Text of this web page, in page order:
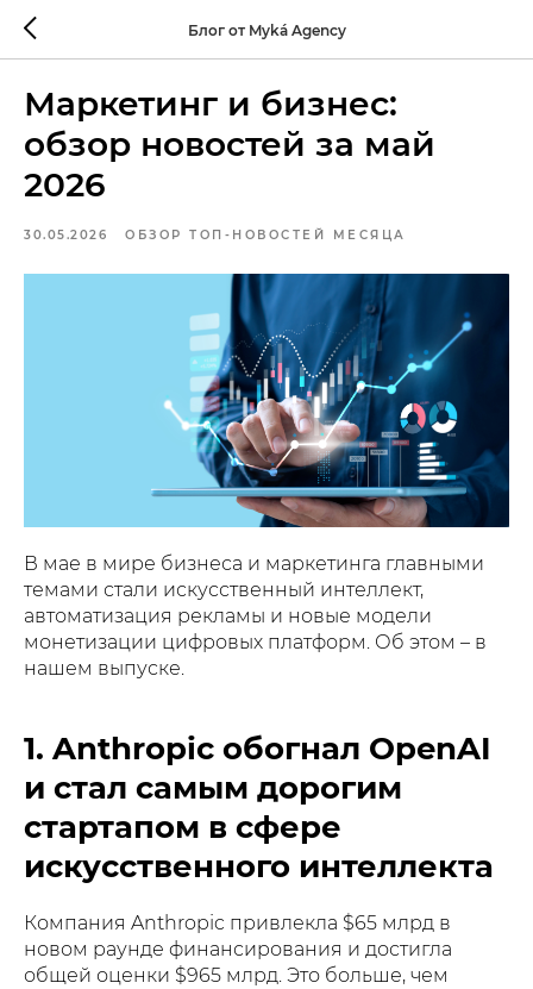
Блог от Myká Agency
Маркетинг и бизнес:
обзор новостей за май
2026
30.05.2026 ОБЗОР ТОП-НОВОСТЕЙ МЕСЯЦА
В мае в мире бизнеса и маркетинга главными
темами стали искусственный интеллект,
автоматизация рекламы и новые модели
монетизации цифровых платформ. Об этом – в
нашем выпуске.
1. Anthropic обогнал OpenAI
и стал самым дорогим
стартапом в сфере
искусственного интеллекта
Компания Anthropic привлекла $65 млрд в
новом раунде финансирования и достигла
общей оценки $965 млрд. Это больше, чем